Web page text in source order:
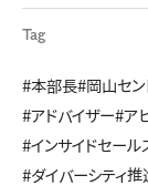
Tag
#本部長#岡山セン
#アドバイザー#ア
#インサイドセール
#ダイバーシティ推